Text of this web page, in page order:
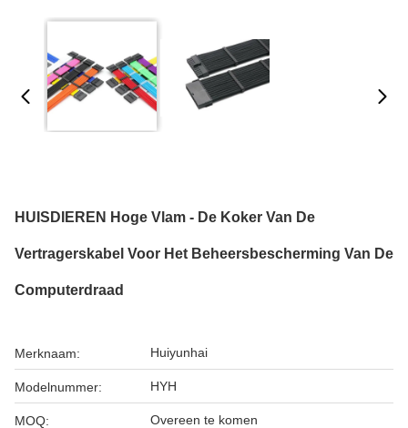
HUISDIEREN Hoge Vlam - De Koker Van De
Vertragerskabel Voor Het Beheersbescherming Van De
Computerdraad
Merknaam: Huiyunhai
Modelnummer: HYH
MOQ: Overeen te komen